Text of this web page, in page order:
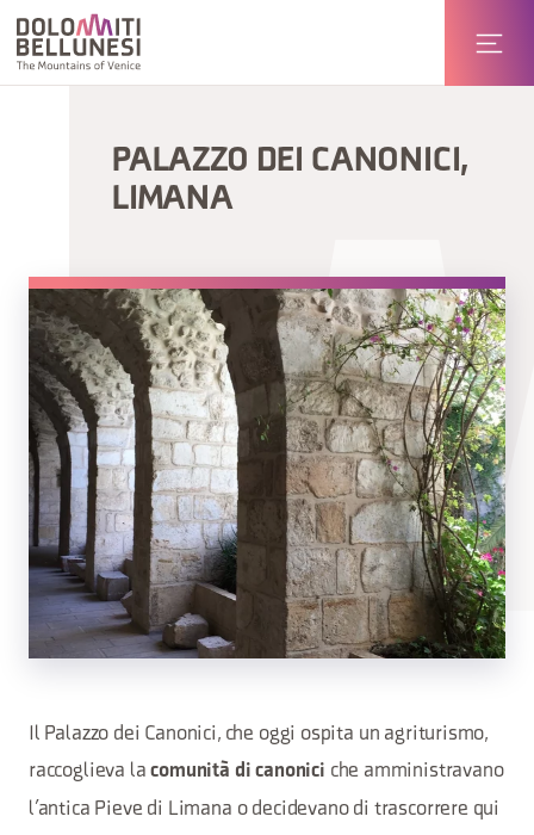
PALAZZO DEI CANONICI,
LIMANA
Il Palazzo dei Canonici, che oggi ospita un agriturismo,
raccoglieva lacomunità di canonici che amministravano
l’antica Pieve di Limana o decidevano di trascorrere qui